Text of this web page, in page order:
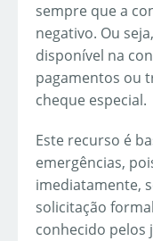
sempre que a
negativo. Ou
disponível na
pagamentos ou
cheque especial.
Este recurso é
emergências,
imediatamente,
solicitação
conhecido pelos